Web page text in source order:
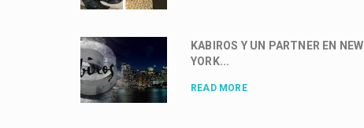
KABIROS Y UN PARTNER EN NEW
YORK...
READ MORE